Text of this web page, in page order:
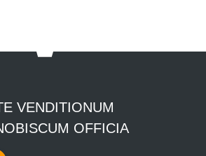
VENDITIONUM
OFFICIA